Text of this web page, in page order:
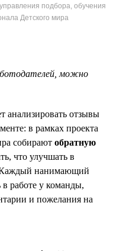
подбора, обучения
Детского мира
можно
анализировать отзывы
в рамках проекта
собирают обратную
что улучшать в
Каждый нанимающий
работе у команды,
и пожелания на